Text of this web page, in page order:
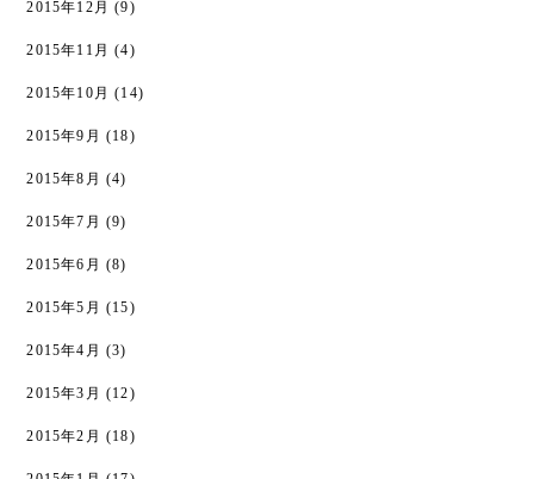
2015年12月 (9)
2015年11月 (4)
2015年10月 (14)
2015年9月 (18)
2015年8月 (4)
2015年7月 (9)
2015年6月 (8)
2015年5月 (15)
2015年4月 (3)
2015年3月 (12)
2015年2月 (18)